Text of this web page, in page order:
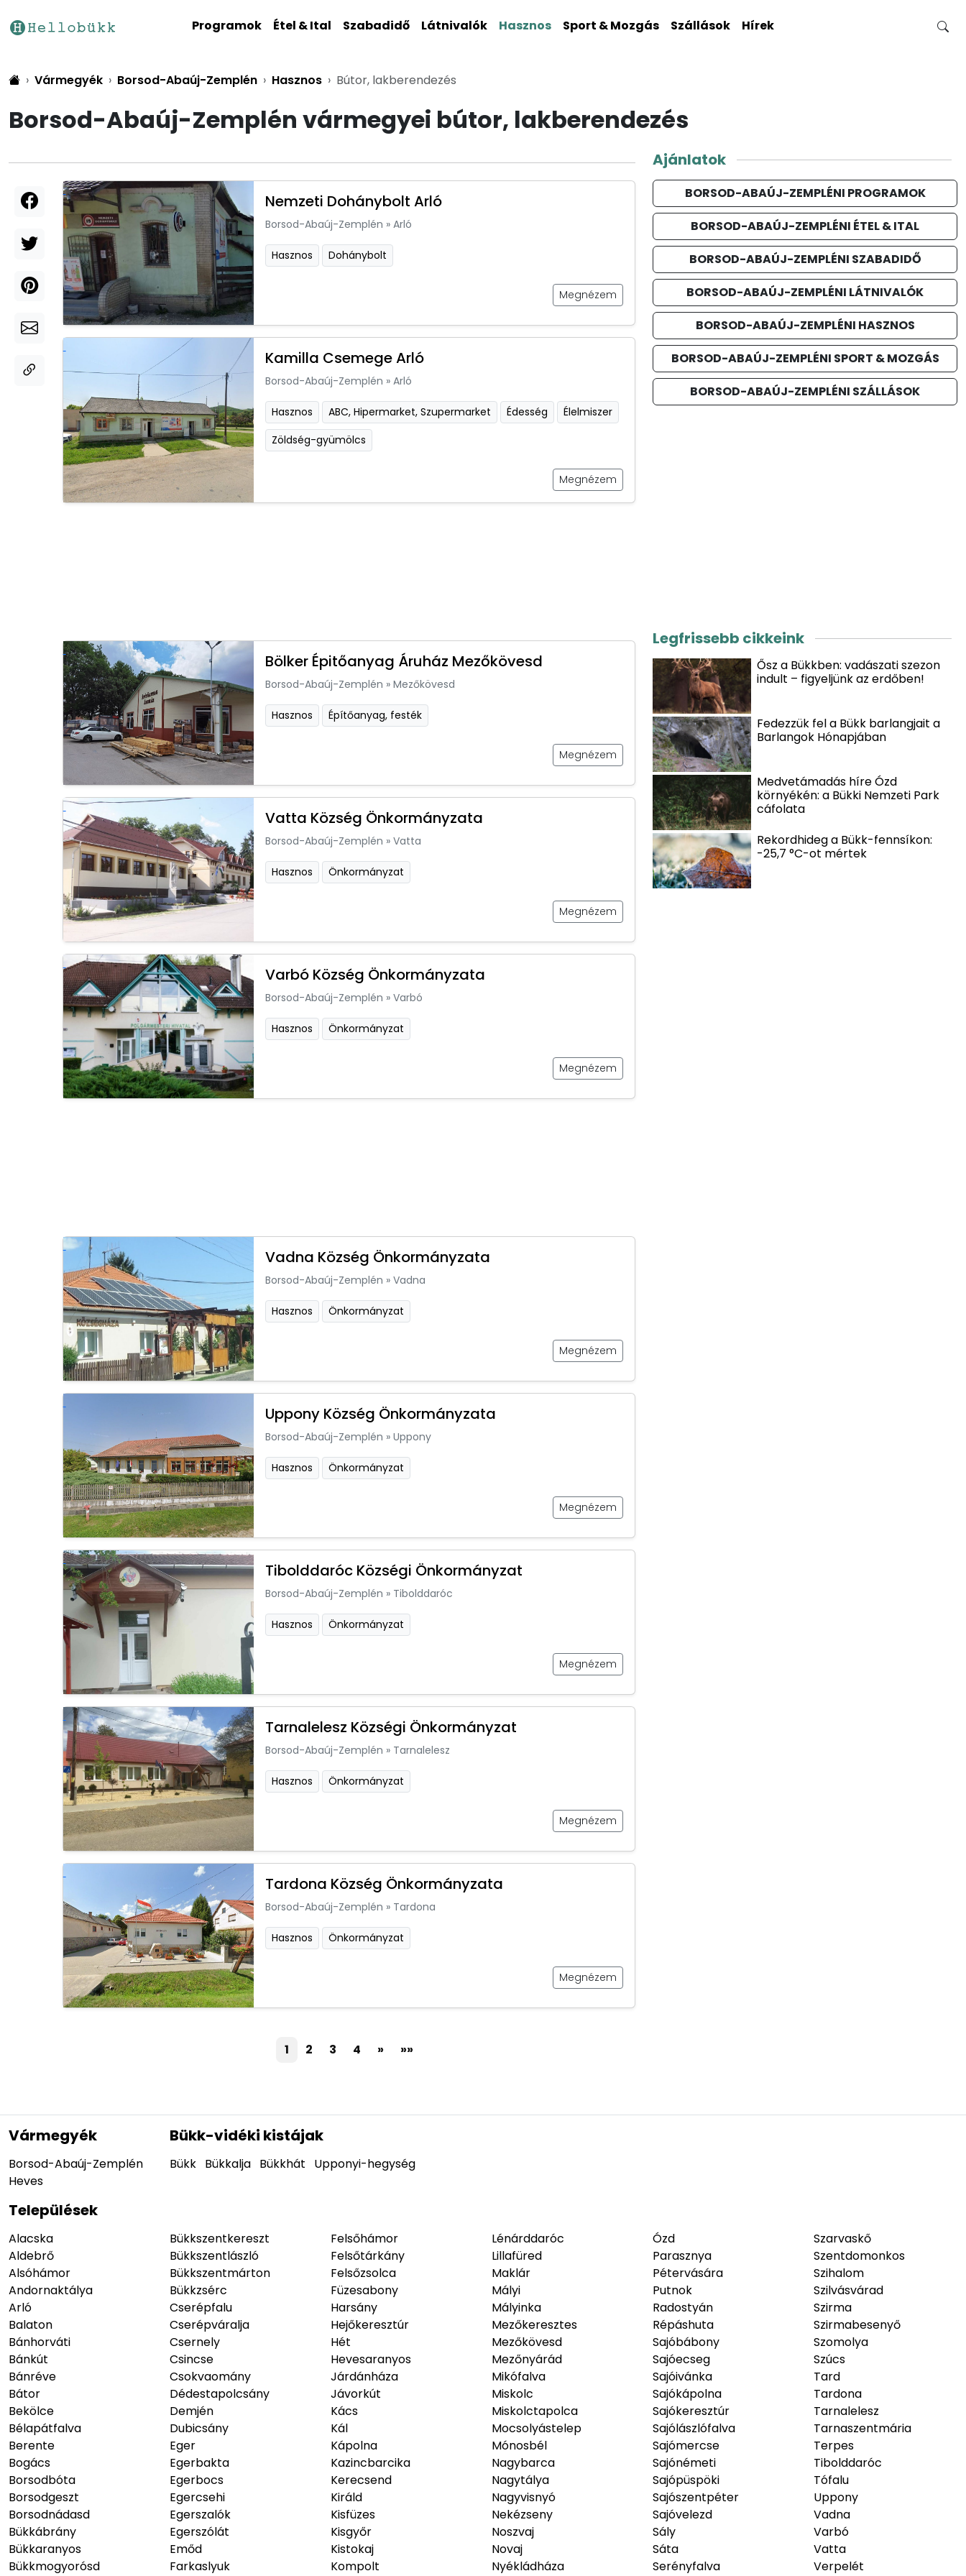
Programok Étel & Ital Szabadidő Látnivalók Hasznos Sport & Mozgás Szállások Hírek
Vármegyék Borsod-Abaúj-Zemplén Hasznos Bútor, lakberendezés
Borsod-Abaúj-Zemplén vármegyei bútor, lakberendezés
Nemzeti Dohánybolt Arló
Borsod-Abaúj-Zemplén » Arló
Hasznos Dohánybolt
Megnézem
Kamilla Csemege Arló
Borsod-Abaúj-Zemplén » Arló
Hasznos ABC, Hipermarket, Szupermarket Édesség
Élelmiszer
Zöldség-gyümölcs
Megnézem
Bölker Épitőanyag Áruház Mezőkövesd
Borsod-Abaúj-Zemplén » Mezőkövesd
Hasznos Építőanyag, festék
Megnézem
Vatta Község Önkormányzata
Borsod-Abaúj-Zemplén » Vatta
Hasznos Önkormányzat
Megnézem
Varbó Község Önkormányzata
Borsod-Abaúj-Zemplén » Varbó
Hasznos Önkormányzat
Megnézem
Vadna Község Önkormányzata
Borsod-Abaúj-Zemplén » Vadna
Hasznos Önkormányzat
Megnézem
Uppony Község Önkormányzata
Borsod-Abaúj-Zemplén » Uppony
Hasznos Önkormányzat
Megnézem
Tibolddaróc Községi Önkormányzat
Borsod-Abaúj-Zemplén » Tibolddaróc
Hasznos Önkormányzat
Megnézem
Tarnalelesz Községi Önkormányzat
Borsod-Abaúj-Zemplén » Tarnalelesz
Hasznos Önkormányzat
Megnézem
Tardona Község Önkormányzata
Borsod-Abaúj-Zemplén » Tardona
Hasznos Önkormányzat
Megnézem
1 2 3 4 » »»
Ajánlatok
BORSOD-ABAÚJ-ZEMPLÉNI PROGRAMOK
BORSOD-ABAÚJ-ZEMPLÉNI ÉTEL & ITAL
BORSOD-ABAÚJ-ZEMPLÉNI SZABADIDŐ
BORSOD-ABAÚJ-ZEMPLÉNI LÁTNIVALÓK
BORSOD-ABAÚJ-ZEMPLÉNI HASZNOS
BORSOD-ABAÚJ-ZEMPLÉNI SPORT & MOZGÁS
BORSOD-ABAÚJ-ZEMPLÉNI SZÁLLÁSOK
Legfrissebb cikkeink
Ősz a Bükkben: vadászati szezon
indult – figyeljünk az erdőben!
Fedezzük fel a Bükk barlangjait a
Barlangok Hónapjában
Medvetámadás híre Ózd
környékén: a Bükki Nemzeti Park
cáfolata
Rekordhideg a Bükk-fennsíkon:
-25,7 °C-ot mértek
Vármegyék
Borsod-Abaúj-Zemplén
Heves
Bükk-vidéki kistájak
Bükk Bükkalja Bükkhát Upponyi-hegység
Települések
Alacska
Aldebrő
Alsóhámor
Andornaktálya
Arló
Balaton
Bánhorváti
Bánkút
Bánréve
Bátor
Bekölce
Bélapátfalva
Berente
Bogács
Borsodbóta
Borsodgeszt
Borsodnádasd
Bükkábrány
Bükkaranyos
Bükkmogyorósd
Bükkszentkereszt
Bükkszentlászló
Bükkszentmárton
Bükkzsérc
Cserépfalu
Cserépváralja
Csernely
Csincse
Csokvaomány
Dédestapolcsány
Demjén
Dubicsány
Eger
Egerbakta
Egerbocs
Egercsehi
Egerszalók
Egerszólát
Emőd
Farkaslyuk
Felsőhámor
Felsőtárkány
Felsőzsolca
Füzesabony
Harsány
Hejőkeresztúr
Hét
Hevesaranyos
Járdánháza
Jávorkút
Kács
Kál
Kápolna
Kazincbarcika
Kerecsend
Királd
Kisfüzes
Kisgyőr
Kistokaj
Kompolt
Lénárddaróc
Lillafüred
Maklár
Mályi
Mályinka
Mezőkeresztes
Mezőkövesd
Mezőnyárád
Mikófalva
Miskolc
Miskolctapolca
Mocsolyástelep
Mónosbél
Nagybarca
Nagytálya
Nagyvisnyó
Nekézseny
Noszvaj
Novaj
Nyékládháza
Ózd
Parasznya
Pétervására
Putnok
Radostyán
Répáshuta
Sajóbábony
Sajóecseg
Sajóivánka
Sajókápolna
Sajókeresztúr
Sajólászlófalva
Sajómercse
Sajónémeti
Sajópüspöki
Sajószentpéter
Sajóvelezd
Sály
Sáta
Serényfalva
Szarvaskő
Szentdomonkos
Szihalom
Szilvásvárad
Szirma
Szirmabesenyő
Szomolya
Szúcs
Tard
Tardona
Tarnalelesz
Tarnaszentmária
Terpes
Tibolddaróc
Tófalu
Uppony
Vadna
Varbó
Vatta
Verpelét